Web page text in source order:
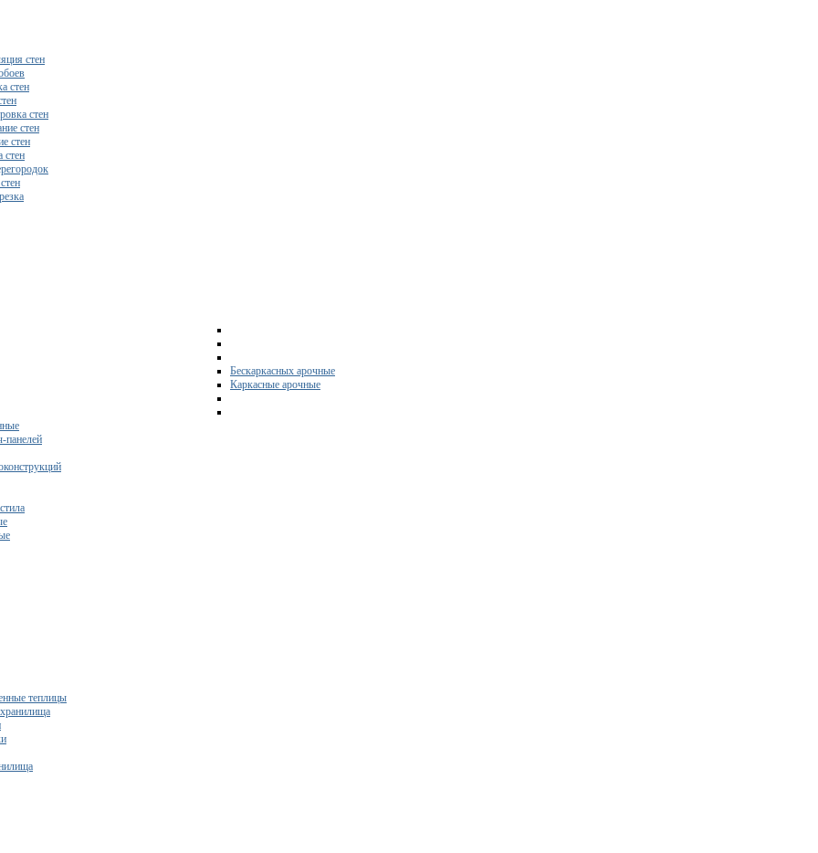
стен
стен
стен
стен
стен
стен
Бескаркасных арочные
Каркасные арочные
панелей
теплицы
расчет сметы исходя из вашего бюджета!